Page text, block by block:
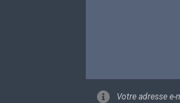
Votre adresse e-